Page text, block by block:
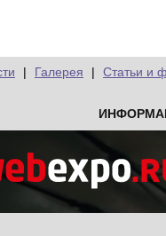
| Галерея | Статьи и